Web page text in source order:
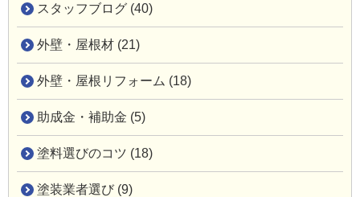
スタッフブログ (40)
外壁・屋根材 (21)
外壁・屋根リフォーム (18)
助成金・補助金 (5)
塗料選びのコツ (18)
塗装業者選び (9)